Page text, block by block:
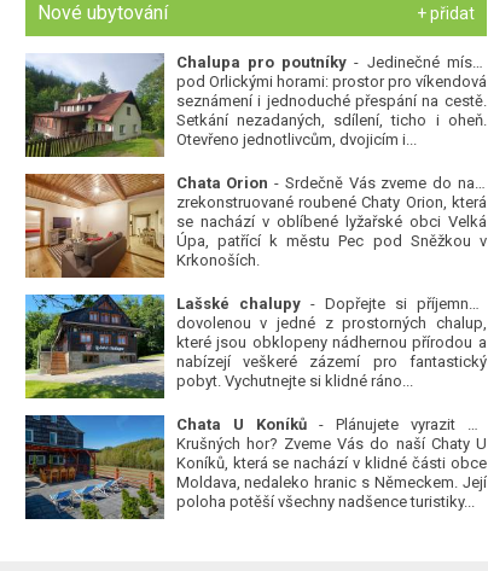
Nové ubytování + přidat
Chalupa pro poutníky - Jedinečné místo
pod Orlickými horami: prostor pro víkendová
seznámení i jednoduché přespání na cestě.
Setkání nezadaných, sdílení, ticho i oheň.
Otevřeno jednotlivcům, dvojicím i...
Chata Orion - Srdečně Vás zveme do naší
zrekonstruované roubené Chaty Orion, která
se nachází v oblíbené lyžařské obci Velká
Úpa, patřící k městu Pec pod Sněžkou v
Krkonoších.
Lašské chalupy- Dopřejte si příjemnou
dovolenou v jedné z prostorných chalup,
které jsou obklopeny nádhernou přírodou a
nabízejí veškeré zázemí pro fantastický
pobyt. Vychutnejte si klidné ráno...
Chata U Koníků- Plánujete vyrazit do
Krušných hor? Zveme Vás do naší Chaty U
Koníků, která se nachází v klidné části obce
Moldava, nedaleko hranic s Německem. Její
poloha potěší všechny nadšence turistiky...